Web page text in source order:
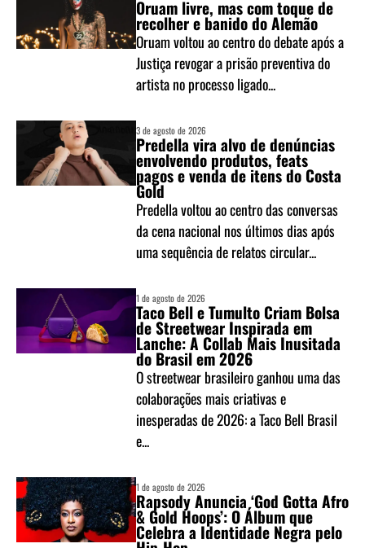
Oruam livre, mas com toque de
recolher e banido do Alemão
Oruam voltou ao centro do debate após a
Justiça revogar a prisão preventiva do
artista no processo ligado...
3 de agosto de 2026
Predella vira alvo de denúncias
envolvendo produtos, feats
pagos e venda de itens do Costa
Gold
Predella voltou ao centro das conversas
da cena nacional nos últimos dias após
uma sequência de relatos circular...
1 de agosto de 2026
Taco Bell e Tumulto Criam Bolsa
de Streetwear Inspirada em
Lanche: A Collab Mais Inusitada
do Brasil em 2026
O streetwear brasileiro ganhou uma das
colaborações mais criativas e
inesperadas de 2026: a Taco Bell Brasil
e...
1 de agosto de 2026
Rapsody Anuncia ‘God Gotta Afro
& Gold Hoops’: O Álbum que
Celebra a Identidade Negra pelo